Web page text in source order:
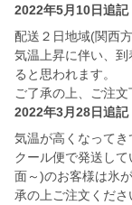
2022年5月10日追記
配送２日地域(関西
気温上昇に伴い、
ると思われます。
ご了承の上、ご注文
2022年3月28日追記
気温が高くなってき
クール便で発送し
面～)のお客様は氷
承の上ご注文くださ